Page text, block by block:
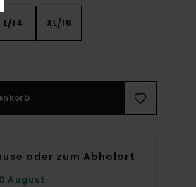
L/14 XL/16
oder zum Abholort
August